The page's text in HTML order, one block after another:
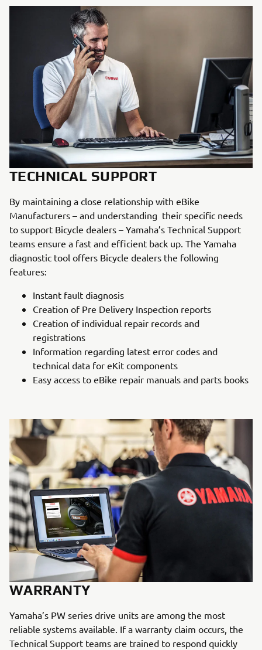
TECHNICAL SUPPORT
By maintaining a close relationship with eBike
Manufacturers – and understanding their specific needs
to support Bicycle dealers – Yamaha’s Technical Support
teams ensure a fast and efficient back up. The Yamaha
diagnostic tool offers Bicycle dealers the following
features:
Instant fault diagnosis
Creation of Pre Delivery Inspection reports
Creation of individual repair records and
registrations
Information regarding latest error codes and
technical data for eKit components
Easy access to eBike repair manuals and parts books
WARRANTY
Yamaha’s PW series drive units are among the most
reliable systems available. If a warranty claim occurs, the
Technical Support teams are trained to respond quickly